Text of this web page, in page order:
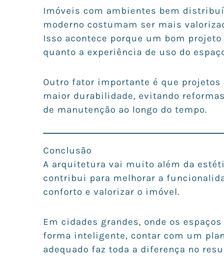
Imóveis com ambientes bem
moderno costumam ser mais
Isso acontece porque um bom
quanto a experiência de uso do
Outro fator importante é que
maior durabilidade, evitando
de manutenção ao longo do tempo.
Conclusão
A arquitetura vai muito além da
contribui para melhorar a
conforto e valorizar o imóvel.
Em cidades grandes, onde os
forma inteligente, contar com um
adequado faz toda a diferença no